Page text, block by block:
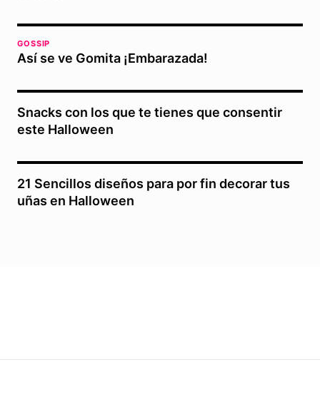
GOSSIP
Así se ve Gomita ¡Embarazada!
Snacks con los que te tienes que consentir
este Halloween
21 Sencillos diseños para por fin decorar tus
uñas en Halloween